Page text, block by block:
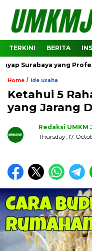
TERKINI BERITA
yang Profesional
Home / ide usaha
Ketahui 5
yang Jarang
Redaksi UMKM
Thursday, 17